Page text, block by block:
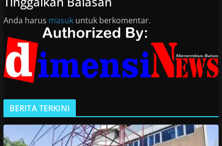
Anda harus masukuntuk berkomentar.
BERITA TERKINI